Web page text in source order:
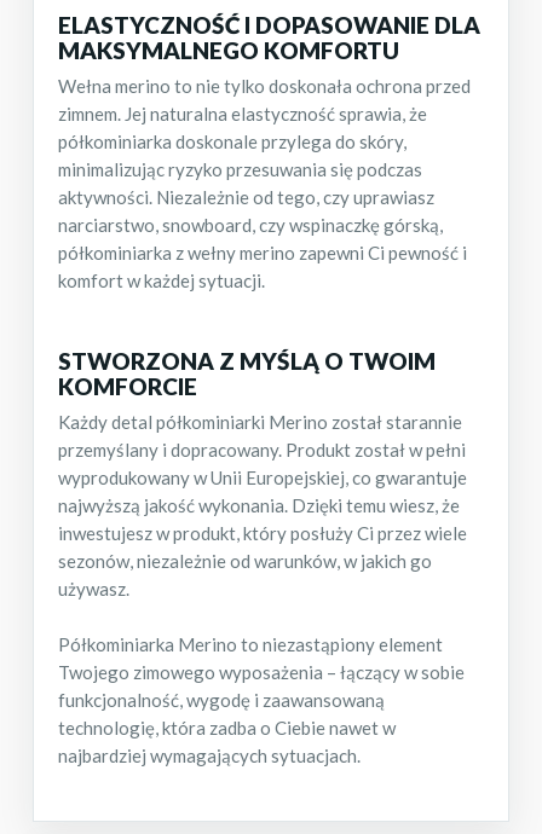
ELASTYCZNOŚĆ I DOPASOWANIE DLA
MAKSYMALNEGO KOMFORTU
Wełna merino to nie tylko doskonała ochrona przed
zimnem. Jej naturalna elastyczność sprawia, że
półkominiarka doskonale przylega do skóry,
minimalizując ryzyko przesuwania się podczas
aktywności. Niezależnie od tego, czy uprawiasz
narciarstwo, snowboard, czy wspinaczkę górską,
półkominiarka z wełny merino zapewni Ci pewność i
komfort w każdej sytuacji.
STWORZONA Z MYŚLĄ O TWOIM
KOMFORCIE
Każdy detal półkominiarki Merino został starannie
przemyślany i dopracowany. Produkt został w pełni
wyprodukowany w Unii Europejskiej, co gwarantuje
najwyższą jakość wykonania. Dzięki temu wiesz, że
inwestujesz w produkt, który posłuży Ci przez wiele
sezonów, niezależnie od warunków, w jakich go
używasz.
Półkominiarka Merino to niezastąpiony element
Twojego zimowego wyposażenia – łączący w sobie
funkcjonalność, wygodę i zaawansowaną
technologię, która zadba o Ciebie nawet w
najbardziej wymagających sytuacjach.